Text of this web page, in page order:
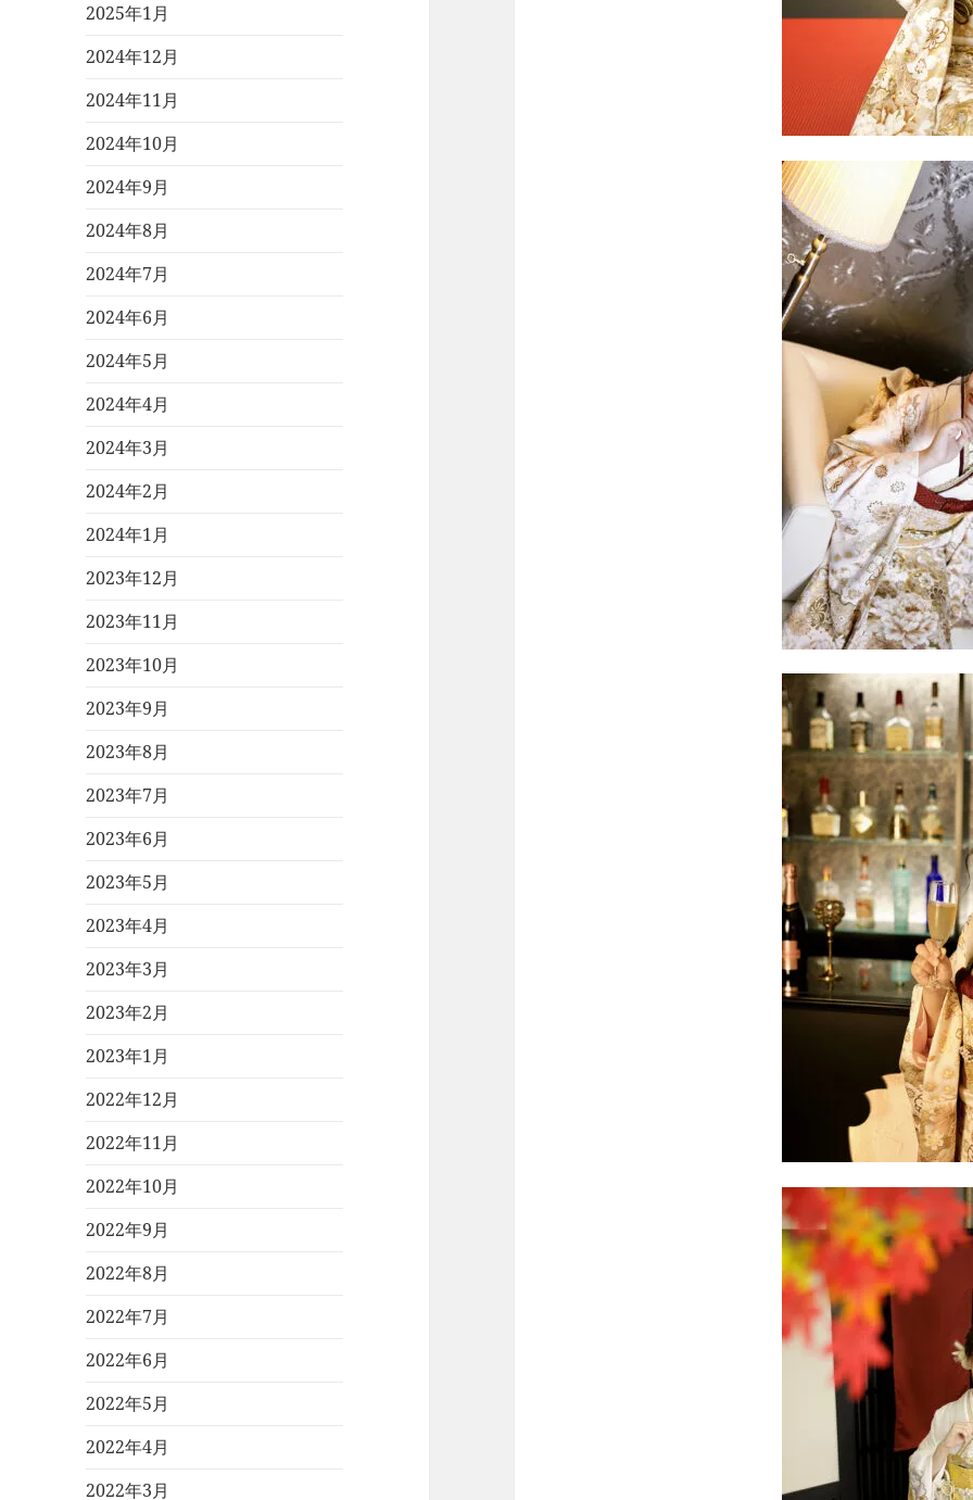
2025年1月
2024年12月
2024年11月
2024年10月
2024年9月
2024年8月
2024年7月
2024年6月
2024年5月
2024年4月
2024年3月
2024年2月
2024年1月
2023年12月
2023年11月
2023年10月
2023年9月
2023年8月
2023年7月
2023年6月
2023年5月
2023年4月
2023年3月
2023年2月
2023年1月
2022年12月
2022年11月
2022年10月
2022年9月
2022年8月
2022年7月
2022年6月
2022年5月
2022年4月
2022年3月